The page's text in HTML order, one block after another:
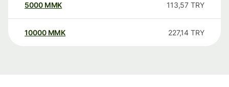
5000 MMK 113,57 TRY
10000 MMK 227,14 TRY